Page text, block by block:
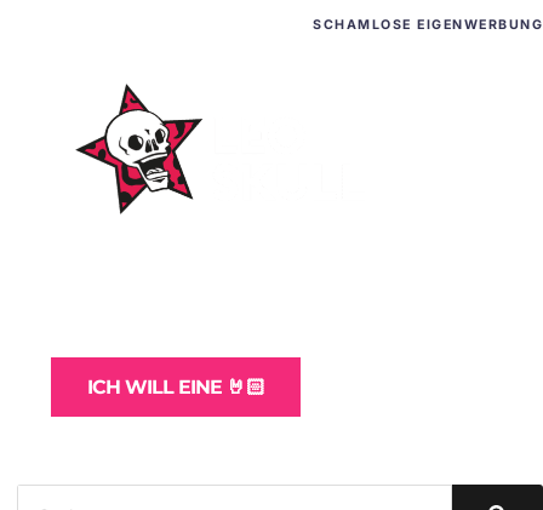
SCHAMLOSE EIGENWERBUNG
ICH WILL EINE 🤘🏻